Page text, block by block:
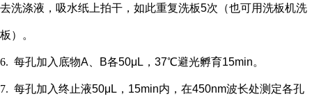
去洗涤液，吸水纸上拍干，如此重复洗板5次（也可用洗板机洗
板）。
6. 每孔加入底物A、B各50μL，37℃避光孵育15min。
7. 每孔加入终止液50μL，15min内，在450nm波长处测定各孔